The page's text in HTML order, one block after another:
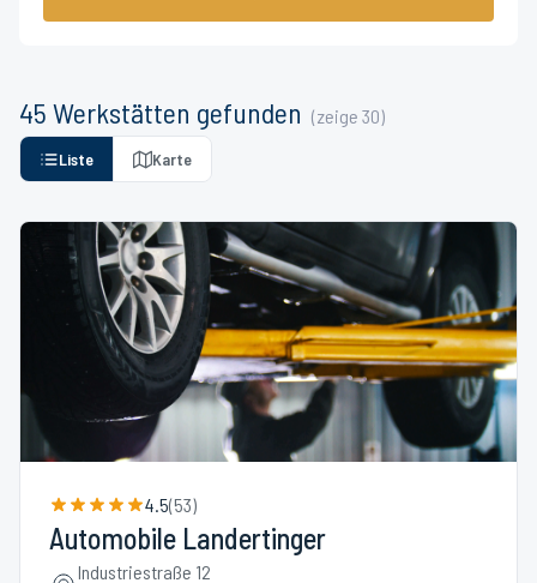
45 Werkstätten gefunden (zeige 30)
Liste Karte
4.5(53)
Automobile Landertinger
Industriestraße 12